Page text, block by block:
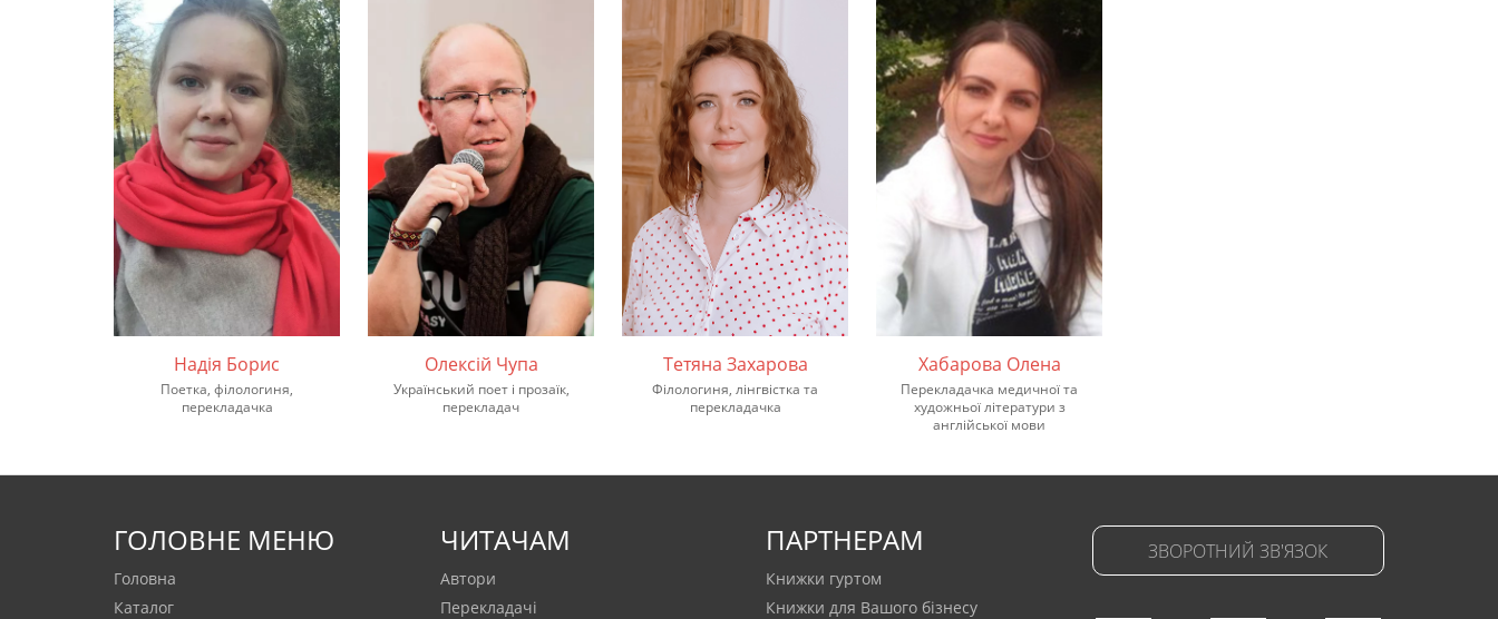
Надія Борис
Поетка, філологиня,
перекладачка
Олексій Чупа
Український поет і прозаїк,
перекладач
Тетяна Захарова
Філологиня, лінгвістка та
перекладачка
Хабарова Олена
Перекладачка медичної та
художньої літератури з
англійської мови
ГОЛОВНЕ МЕНЮ
Головна
Каталог
ЧИТАЧАМ
Автори
Перекладачi
ПАРТНЕРАМ
Книжки гуртом
Книжки для Вашого бізнесу
ЗВОРОТНИЙ ЗВ'ЯЗОК